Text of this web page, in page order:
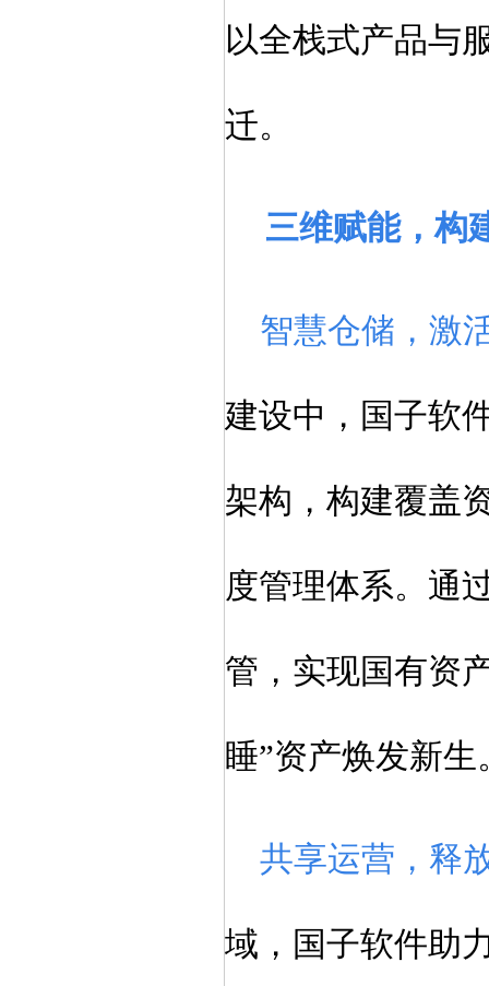
以全栈式产品与
迁。
三维赋能，构
智慧仓储，激
建设中，国子软
架构，构建覆盖
度管理体系。通
管，实现国有资
睡”资产焕发新生
共享运营，释
域，国子软件助